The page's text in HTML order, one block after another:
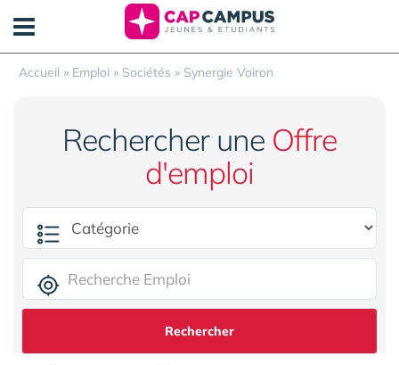
Accueil » Emploi » Sociétés » Synergie Voiron
Rechercher une Offre
d'emploi
Rechercher
Panneau de gestion des cookies